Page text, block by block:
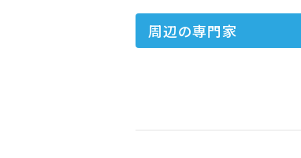
周辺の専門家